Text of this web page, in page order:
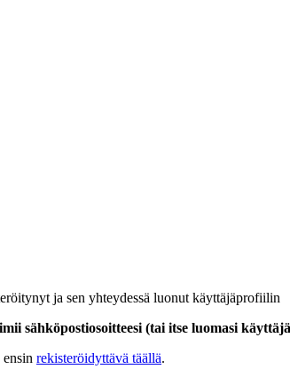
ja sen yhteydessä luonut käyttäjäprofiilin
sähköpostiosoitteesi (tai itse luomasi
rekisteröidyttävä täällä.